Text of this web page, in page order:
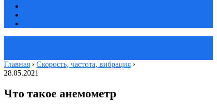
Главная › Скорость, частота, вибрация ›
28.05.2021
Что такое анемометр